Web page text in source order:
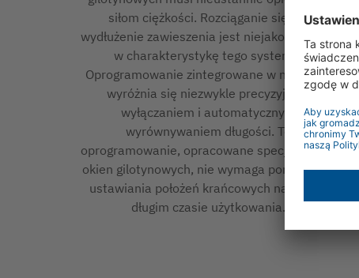
siłom ciężkości. Rozciąganie się lub
wydłużenie zawieszenia jest niejako wpisane
w charakterystykę tego systemu.
Oprogramowanie zintegrowane w napędzie
wyróżnia się niezwykle precyzyjnym
wyłączaniem i automatycznym
wyrównywaniem długości. To
oprogramowanie, opracowane specjalnie dla
okien gilotynowych, nie wymaga ponownego
ustawiania położeń krańcowych nawet po
długim czasie użytkowania.